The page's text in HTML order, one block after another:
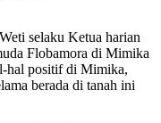
selaku Ketua harian
Flobamora di Mimika
hal positif di Mimika,
berada di tanah ini